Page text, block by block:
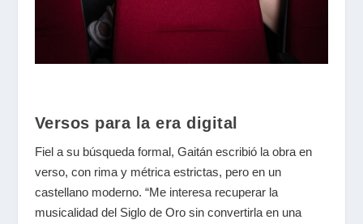
Versos para la era digital
Fiel a su búsqueda formal, Gaitán escribió la obra en
verso, con rima y métrica estrictas, pero en un
castellano moderno. “Me interesa recuperar la
musicalidad del Siglo de Oro sin convertirla en una